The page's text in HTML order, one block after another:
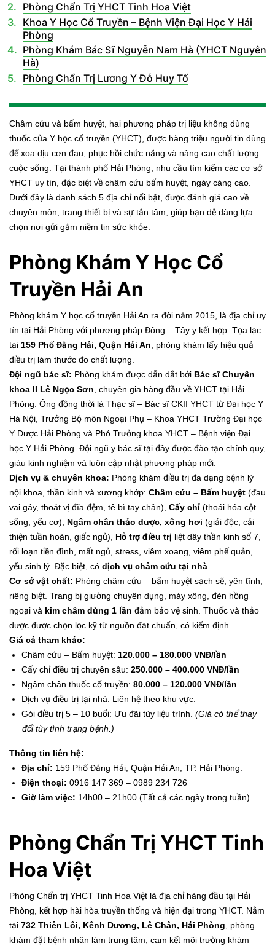
Phòng Chẩn Trị YHCT Tinh Hoa Việt
Khoa Y Học Cổ Truyền – Bệnh Viện Đại Học Y Hải
Phòng
Phòng Khám Bác Sĩ Nguyễn Nam Hà (YHCT Nguyên
Hà)
Phòng Chẩn Trị Lương Y Đỗ Huy Tố
Châm cứu và bấm huyệt, hai phương pháp trị liệu không dùng
thuốc của Y học cổ truyền (YHCT), được hàng triệu người tin dùng
để xoa dịu cơn đau, phục hồi chức năng và nâng cao chất lượng
cuộc sống. Tại thành phố Hải Phòng, nhu cầu tìm kiếm các cơ sở
YHCT uy tín, đặc biệt về châm cứu bấm huyệt, ngày càng cao.
Dưới đây là danh sách 5 địa chỉ nổi bật, được đánh giá cao về
chuyên môn, trang thiết bị và sự tận tâm, giúp bạn dễ dàng lựa
chọn nơi gửi gắm niềm tin sức khỏe.
Phòng Khám Y Học Cổ
Truyền Hải An
Phòng khám Y học cổ truyền Hải An ra đời năm 2015, là địa chỉ uy
tín tại Hải Phòng với phương pháp Đông – Tây y kết hợp. Tọa lạc
tại 159 Phố Đằng Hải, Quận Hải An , phòng khám lấy hiệu quả
điều trị làm thước đo chất lượng.
Đội ngũ bác sĩ: Phòng khám được dẫn dắt bởi Bác sĩ Chuyên
khoa II Lê Ngọc Sơn , chuyên gia hàng đầu về YHCT tại Hải
Phòng. Ông đồng thời là Thạc sĩ – Bác sĩ CKII YHCT từ Đại học Y
Hà Nội, Trưởng Bộ môn Ngoại Phụ – Khoa YHCT Trường Đại học
Y Dược Hải Phòng và Phó Trưởng khoa YHCT – Bệnh viện Đại
học Y Hải Phòng. Đội ngũ y bác sĩ tại đây được đào tạo chính quy,
giàu kinh nghiệm và luôn cập nhật phương pháp mới.
Dịch vụ & chuyên khoa: Phòng khám điều trị đa dạng bệnh lý
nội khoa, thần kinh và xương khớp: Châm cứu – Bấm huyệt (đau
vai gáy, thoát vị đĩa đệm, tê bì tay chân), Cấy chỉ (thoái hóa cột
sống, yếu cơ), Ngâm chân thảo dược, xông hơi (giải độc, cải
thiện tuần hoàn, giấc ngủ), Hỗ trợ điều trị liệt dây thần kinh số 7,
rối loạn tiền đình, mất ngủ, stress, viêm xoang, viêm phế quản,
yếu sinh lý. Đặc biệt, có dịch vụ châm cứu tại nhà
Cơ sở vật chất: Phòng châm cứu – bấm huyệt sạch sẽ, yên tĩnh,
riêng biệt. Trang bị giường chuyên dụng, máy xông, đèn hồng
ngoại và kim châm dùng 1 lần đảm bảo vệ sinh. Thuốc và thảo
dược được chọn lọc kỹ từ nguồn đạt chuẩn, có kiểm định.
Giá cả tham khảo:
Châm cứu – Bấm huyệt: 120.000 – 180.000 VNĐ/lần
Cấy chỉ điều trị chuyên sâu: 250.000 – 400.000 VNĐ/lần
Ngâm chân thuốc cổ truyền: 80.000 – 120.000 VNĐ/lần
Dịch vụ điều trị tại nhà: Liên hệ theo khu vực.
Gói điều trị 5 – 10 buổi: Ưu đãi tùy liệu trình. (Giá có thể thay
đổi tùy tình trạng bệnh.)
Thông tin liên hệ:
Địa chỉ: 159 Phố Đằng Hải, Quận Hải An, TP. Hải Phòng.
Điện thoại: 0916 147 369 – 0989 234 726
Giờ làm việc: 14h00 – 21h00 (Tất cả các ngày trong tuần).
Phòng Chẩn Trị YHCT Tinh
Hoa Việt
Phòng Chẩn trị YHCT Tinh Hoa Việt là địa chỉ hàng đầu tại Hải
Phòng, kết hợp hài hòa truyền thống và hiện đại trong YHCT. Nằm
tại 732 Thiên Lôi, Kênh Dương, Lê Chân, Hải Phòng , phòng
khám đặt bệnh nhân làm trung tâm, cam kết môi trường khám